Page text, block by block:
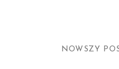
NOWSZY